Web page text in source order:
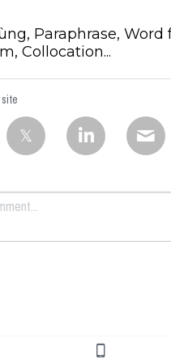
Paraphrase, Word
Collocation...